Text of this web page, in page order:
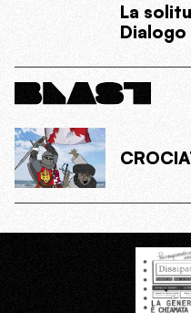
La
Dialogo